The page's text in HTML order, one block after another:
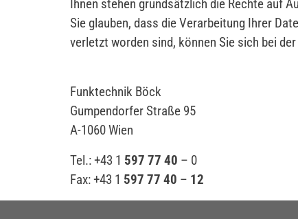
Ihnen stehen grundsätzlich die Rechte auf
Sie glauben, dass die Verarbeitung Ihrer
verletzt worden sind, können Sie sich bei
Funktechnik Böck
Gumpendorfer Straße 95
A-1060 Wien
Tel.: +43 1 597 77 40 – 0
Fax: +43 1 597 77 40 – 12